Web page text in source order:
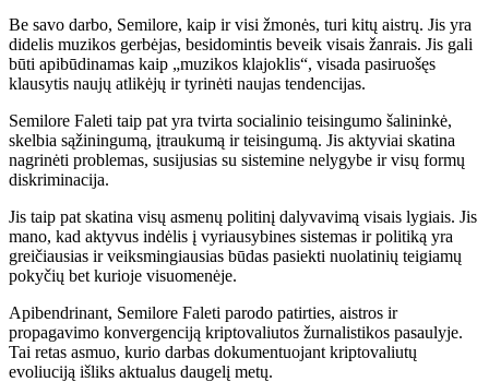
Be savo darbo, Semilore, kaip ir visi žmonės, turi kitų aistrų. Jis yra
didelis muzikos gerbėjas, besidomintis beveik visais žanrais. Jis gali
būti apibūdinamas kaip „muzikos klajoklis“, visada pasiruošęs
klausytis naujų atlikėjų ir tyrinėti naujas tendencijas.
Semilore Faleti taip pat yra tvirta socialinio teisingumo šalininkė,
skelbia sąžiningumą, įtraukumą ir teisingumą. Jis aktyviai skatina
nagrinėti problemas, susijusias su sistemine nelygybe ir visų formų
diskriminacija.
Jis taip pat skatina visų asmenų politinį dalyvavimą visais lygiais. Jis
mano, kad aktyvus indėlis į vyriausybines sistemas ir politiką yra
greičiausias ir veiksmingiausias būdas pasiekti nuolatinių teigiamų
pokyčių bet kurioje visuomenėje.
Apibendrinant, Semilore Faleti parodo patirties, aistros ir
propagavimo konvergenciją kriptovaliutos žurnalistikos pasaulyje.
Tai retas asmuo, kurio darbas dokumentuojant kriptovaliutų
evoliuciją išliks aktualus daugelį metų.